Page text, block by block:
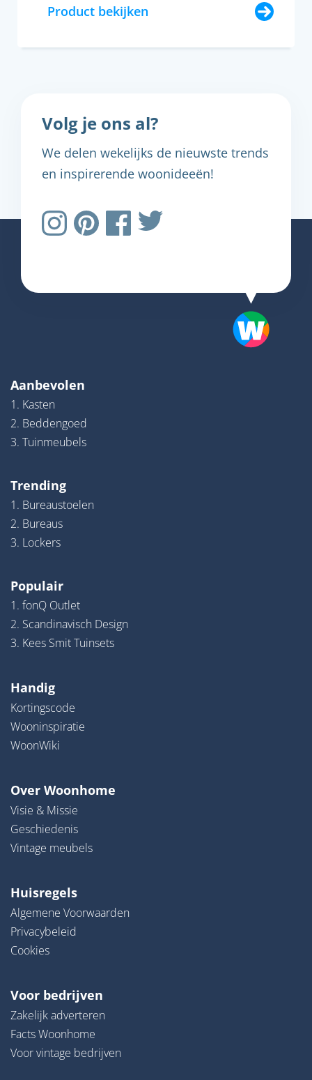
Product bekijken
Volg je ons al?
We delen wekelijks de nieuwste trends
en inspirerende woonideeën!
Aanbevolen
1. Kasten
2. Beddengoed
3. Tuinmeubels
Trending
1. Bureaustoelen
2. Bureaus
3. Lockers
Populair
1. fonQ Outlet
2. Scandinavisch Design
3. Kees Smit Tuinsets
Handig
Kortingscode
Wooninspiratie
WoonWiki
Over Woonhome
Visie & Missie
Geschiedenis
Vintage meubels
Huisregels
Algemene Voorwaarden
Privacybeleid
Cookies
Voor bedrijven
Zakelijk adverteren
Facts Woonhome
Voor vintage bedrijven